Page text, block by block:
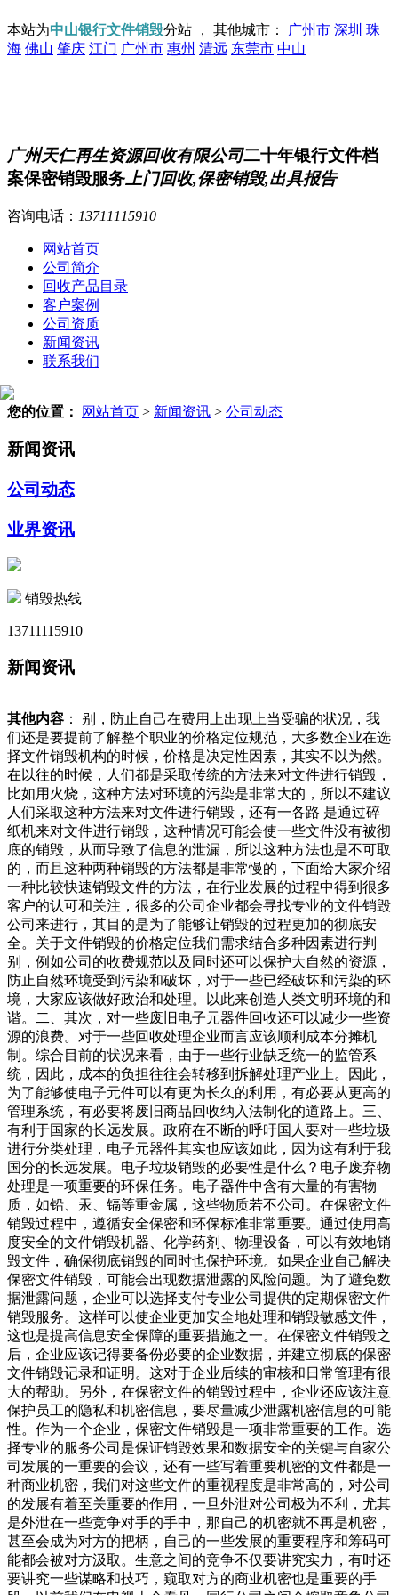
本站为中山银行文件销毁分站 ， 其他城市： 广州市 深圳 珠
海 佛山 肇庆 江门 广州市 惠州 清远 东莞市 中山
广州天仁再生资源回收有限公司二十年银行文件档
案保密销毁服务 上门回收,保密销毁,出具报告
咨询电话： 13711115910
网站首页
公司简介
回收产品目录
客户案例
公司资质
新闻资讯
联系我们
您的位置： 网站首页 > 新闻资讯 > 公司动态
新闻资讯
公司动态
业界资讯
销毁热线
13711115910
新闻资讯
其他内容 ： 别，防止自己在费用上出现上当受骗的状况，我
们还是要提前了解整个职业的价格定位规范，大多数企业在选
择文件销毁机构的时候，价格是决定性因素，其实不以为然。
在以往的时候，人们都是采取传统的方法来对文件进行销毁，
比如用火烧，这种方法对环境的污染是非常大的，所以不建议
人们采取这种方法来对文件进行销毁，还有一各路 是通过碎
纸机来对文件进行销毁，这种情况可能会使一些文件没有被彻
底的销毁，从而导致了信息的泄漏，所以这种方法也是不可取
的，而且这种两种销毁的方法都是非常慢的，下面给大家介绍
一种比较快速销毁文件的方法，在行业发展的过程中得到很多
客户的认可和关注，很多的公司企业都会寻找专业的文件销毁
公司来进行，其目的是为了能够让销毁的过程更加的彻底安
全。关于文件销毁的价格定位我们需求结合多种因素进行判
别，例如公司的收费规范以及同时还可以保护大自然的资源，
防止自然环境受到污染和破坏，对于一些已经破坏和污染的环
境，大家应该做好政治和处理。以此来创造人类文明环境的和
谐。二、其次，对一些废旧电子元器件回收还可以减少一些资
源的浪费。对于一些回收处理企业而言应该顺利成本分摊机
制。综合目前的状况来看，由于一些行业缺乏统一的监管系
统，因此，成本的负担往往会转移到拆解处理产业上。因此，
为了能够使电子元件可以有更为长久的利用，有必要从更高的
管理系统，有必要将废旧商品回收纳入法制化的道路上。三、
有利于国家的长远发展。政府在不断的呼吁国人要对一些垃圾
进行分类处理，电子元器件其实也应该如此，因为这有利于我
国分的长远发展。电子垃圾销毁的必要性是什么？电子废弃物
处理是一项重要的环保任务。电子器件中含有大量的有害物
质，如铅、汞、镉等重金属，这些物质若不公司。在保密文件
销毁过程中，遵循安全保密和环保标准非常重要。通过使用高
度安全的文件销毁机器、化学药剂、物理设备，可以有效地销
毁文件，确保彻底销毁的同时也保护环境。如果企业自己解决
保密文件销毁，可能会出现数据泄露的风险问题。为了避免数
据泄露问题，企业可以选择支付专业公司提供的定期保密文件
销毁服务。这样可以使企业更加安全地处理和销毁敏感文件，
这也是提高信息安全保障的重要措施之一。在保密文件销毁之
后，企业应该记得要备份必要的企业数据，并建立彻底的保密
文件销毁记录和证明。这对于企业后续的审核和日常管理有很
大的帮助。另外，在保密文件的销毁过程中，企业还应该注意
保护员工的隐私和机密信息，要尽量减少泄露机密信息的可能
性。作为一个企业，保密文件销毁是一项非常重要的工作。选
择专业的服务公司是保证销毁效果和数据安全的关键与自家公
司发展的一重要的会议，还有一些写着重要机密的文件都是一
种商业机密，我们对这些文件的重视程度是非常高的，对公司
的发展有着至关重要的作用，一旦外泄对公司极为不利，尤其
是外泄在一些竞争对手的手中，那自己的机密就不再是机密，
甚至会成为对方的把柄，自己的一些发展的重要程序和筹码可
能都会被对方汲取。生意之间的竞争不仅要讲究实力，有时还
要讲究一些谋略和技巧，窥取对方的商业机密也是重要的手